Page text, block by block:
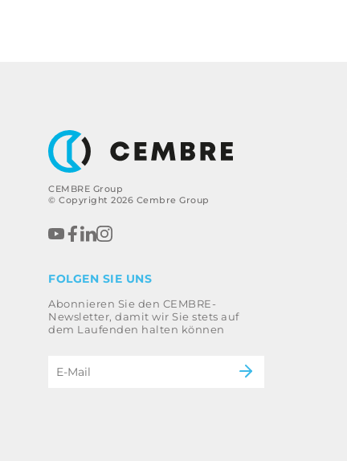
CEMBRE Group
© Copyright 2026 Cembre Group
FOLGEN SIE UNS
Abonnieren Sie den CEMBRE-
Newsletter, damit wir Sie stets auf
dem Laufenden halten können